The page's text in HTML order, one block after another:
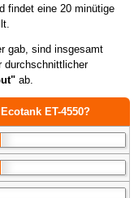
findet eine 20 minütige
gab, sind insgesamt
durchschnittlicher
ab.
ET-4550?